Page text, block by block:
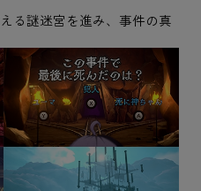
る謎迷宮を進み、事件の真